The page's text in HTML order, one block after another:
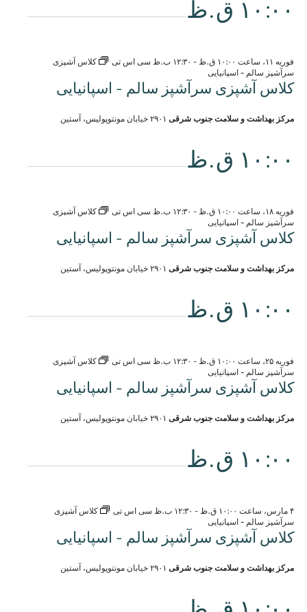
۱۰:۰۰ ق.ظ
کلاس آشپزی سرآشپز سالم - اسپانیایی
فوریه ۱۱، ساعت ۱۰:۰۰ ق.ظ - ۱۲:۳۰ ب.ظ سی اس تی
کلاس آشپزی
سرآشپز سالم - اسپانیایی
مرکز بهداشت و سلامت جنوب شرقی ۲۹۰۱ خیابان مونتوپولیس، آستین
۱۰:۰۰ ق.ظ
کلاس آشپزی سرآشپز سالم - اسپانیایی
فوریه ۱۸، ساعت ۱۰:۰۰ ق.ظ - ۱۲:۳۰ ب.ظ سی اس تی
کلاس آشپزی
سرآشپز سالم - اسپانیایی
مرکز بهداشت و سلامت جنوب شرقی ۲۹۰۱ خیابان مونتوپولیس، آستین
۱۰:۰۰ ق.ظ
کلاس آشپزی سرآشپز سالم - اسپانیایی
فوریه ۲۵، ساعت ۱۰:۰۰ ق.ظ - ۱۲:۳۰ ب.ظ سی اس تی
کلاس آشپزی
سرآشپز سالم - اسپانیایی
مرکز بهداشت و سلامت جنوب شرقی ۲۹۰۱ خیابان مونتوپولیس، آستین
۱۰:۰۰ ق.ظ
کلاس آشپزی سرآشپز سالم - اسپانیایی
۴ مارس، ساعت ۱۰:۰۰ ق.ظ - ۱۲:۳۰ ب.ظ سی اس تی
کلاس آشپزی
سرآشپز سالم - اسپانیایی
مرکز بهداشت و سلامت جنوب شرقی ۲۹۰۱ خیابان مونتوپولیس، آستین